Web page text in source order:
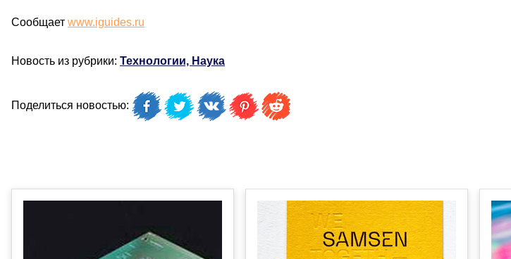
Сообщает www.iguides.ru
Новость из рубрики: Технологии, Наука
Поделиться новостью: